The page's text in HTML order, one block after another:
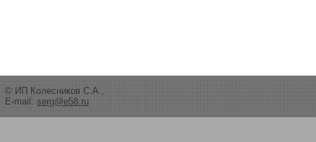
© ИП Колесников С.А.,
E-mail: serg@e58.ru